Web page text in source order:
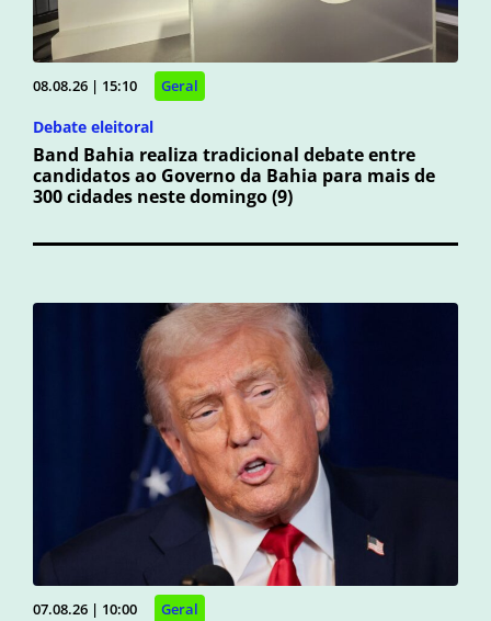
08.08.26 | 15:10 Geral
Debate eleitoral
Band Bahia realiza tradicional debate entre
candidatos ao Governo da Bahia para mais de
300 cidades neste domingo (9)
07.08.26 | 10:00 Geral